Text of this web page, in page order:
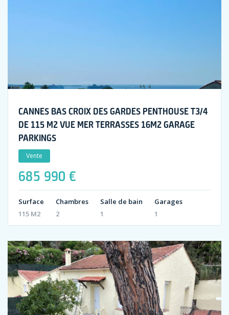
CANNES BAS CROIX DES GARDES PENTHOUSE T3/4
DE 115 M2 VUE MER TERRASSES 16M2 GARAGE
PARKINGS
Vente
685 990 €
Surface
115 M2
Chambres
2
Salle de bain
1
Garages
1